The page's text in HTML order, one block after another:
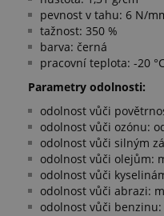
pevnost v tahu: 6 N/
tažnost: 350 %
barva: černá
pracovní teplota: -20
Parametry odolnosti:
odolnost vůči
odolnost vůči ozónu:
odolnost vůči silným
odolnost vůči olejům:
odolnost vůči
odolnost vůči abrazi:
odolnost vůči